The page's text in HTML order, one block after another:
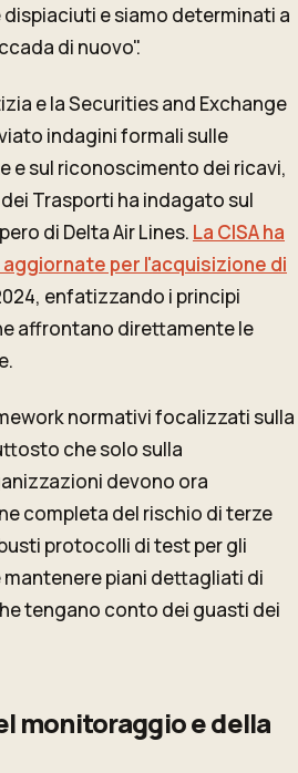
e siamo determinati a
di nuovo".
e la Securities and Exchange
indagini formali sulle
e sul riconoscimento dei ricavi,
Trasporti ha indagato sul
di Delta Air Lines. La CISA ha
per l'acquisizione di
enfatizzando i principi
affrontano direttamente le
normativi focalizzati sulla
che solo sulla
devono ora
completa del rischio di terze
protocolli di test per gli
piani dettagliati di
tengano conto dei guasti dei
monitoraggio e della